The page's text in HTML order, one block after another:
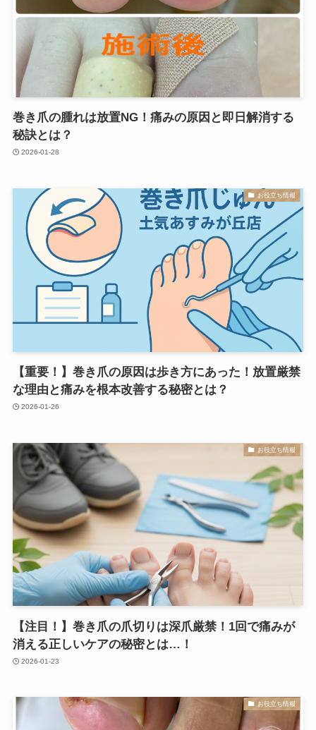
巻き爪の腫れは放置NG！痛みの原因と即日解消する
秘訣とは？
2026-01-28
お役立ち情報
【重要！】巻き爪の原因は歩き方にあった！放置厳禁
な理由と痛みを根本改善する秘密とは？
2026-01-26
お役立ち情報
【注目！】巻き爪の爪切りは深爪厳禁！1回で痛みが
消える正しいケアの秘密とは…！
2026-01-23
お役立ち情報